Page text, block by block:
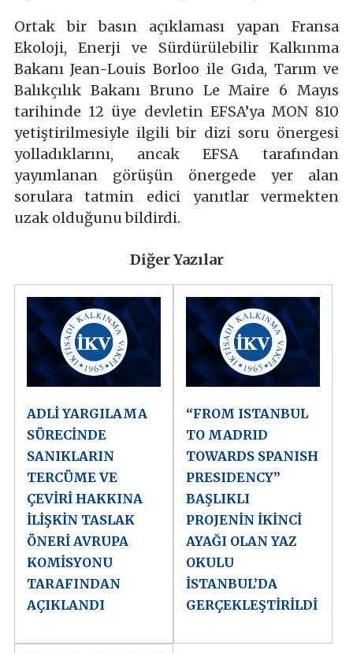
Ortak bir basın açıklaması yapan Fransa
Ekoloji, Enerji ve Sürdürülebilir Kalkınma
Bakanı Jean-Louis Borloo ile Gıda, Tarım ve
Balıkçılık Bakanı Bruno Le Maire 6 Mayıs
tarihinde 12 üye devletin EFSA’ya MON 810
yetiştirilmesiyle ilgili bir dizi soru önergesi
yolladıklarını, ancak EFSA tarafından
yayımlanan görüşün önergede yer alan
sorulara tatmin edici yanıtlar vermekten
uzak olduğunu bildirdi.
Diğer Yazılar
ADLİ YARGILAMA
SÜRECİNDE
SANIKLARIN
TERCÜME VE
ÇEVİRİ HAKKINA
İLİŞKİN TASLAK
ÖNERİ AVRUPA
KOMİSYONU
TARAFINDAN
AÇIKLANDI
“FROM ISTANBUL
TO MADRID
TOWARDS SPANISH
PRESIDENCY”
BAŞLIKLI
PROJENİN İKİNCİ
AYAĞI OLAN YAZ
OKULU
İSTANBUL’DA
GERÇEKLEŞTİRİLDİ